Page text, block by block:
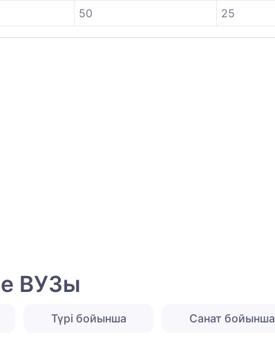
50 25
ВУЗы
Түрі бойынша Санат бойынша